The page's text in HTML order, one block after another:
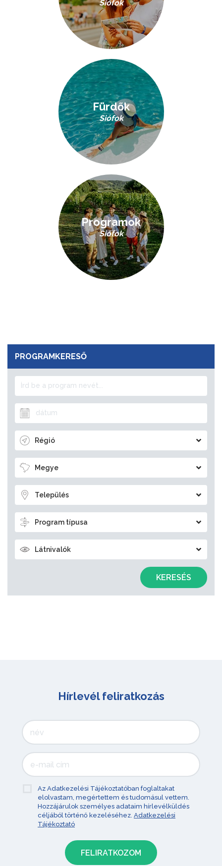
Siófok
Fürdők
Siófok
Programok
Siófok
PROGRAMKERESŐ
Régió
Megye
Település
Program típusa
Látnivalók
KERESÉS
Hírlevél feliratkozás
Az Adatkezelési Tájékoztatóban foglaltakat
elolvastam, megértettem és tudomásul vettem.
Hozzájárulok személyes adataim hírlevélküldés
céljából történő kezeléséhez. Adatkezelési
Tájékoztató